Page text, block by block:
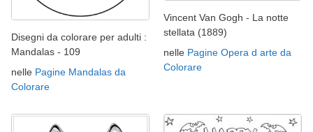
Disegni da colorare per adulti :
Mandalas - 109
nelle Pagine Mandalas da
Colorare
Vincent Van Gogh - La notte
stellata (1889)
nelle Pagine Opera d arte da
Colorare